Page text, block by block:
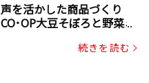
声を活かした商品づくり
CO･OP大豆そぼろと野菜ミ
じん・コーン入り）続きを読む